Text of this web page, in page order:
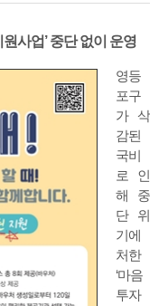
사업’ 중단 없이 운영
영등
포구
가 삭
감된
국비
로 인
해 중
단 위
기에
처한
‘마음
투자